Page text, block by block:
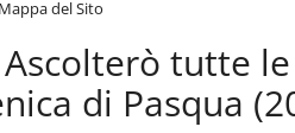
Mappa del Sito
Ascolterò tutte
di Pasqua